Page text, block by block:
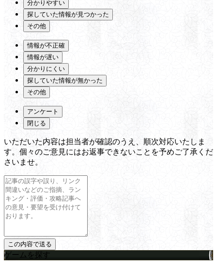
分かりやすい
探していた情報が見つかった
その他
情報が不正確
情報が遅い
分かりにくい
探していた情報が無かった
その他
アンケート
閉じる
いただいた内容は担当者が確認のうえ、順次対応いたしま
す。個々のご意見にはお返事できないことを予めご了承くだ
さいませ。
ゲームを探す